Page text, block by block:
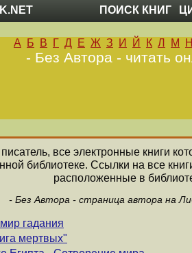
ПОИСК КНИГ
А Б В Г Д Е Ж З И Й К Л М Н
- Без Автора - читать
писатель, все электронные книги
библиотеке. Ссылки на все
расположенные в
- Без Автора - страница автора на
гадания
мертвых"